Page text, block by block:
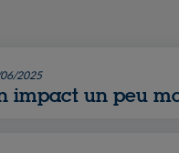
2025
impact un peu